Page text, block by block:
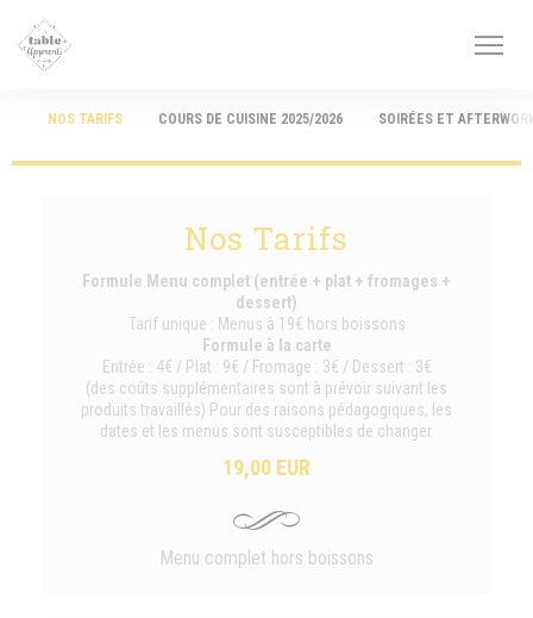
Nos Tarifs
Formule Menu complet (entrée + plat + fromages +
dessert)
Tarif unique : Menus à 19€ hors boissons
Formule à la carte
Entrée : 4€ / Plat : 9€ / Fromage : 3€ / Dessert : 3€
(des coûts supplémentaires sont à prévoir suivant les
produits travaillés) Pour des raisons pédagogiques, les
dates et les menus sont susceptibles de changer.
19,00 EUR
Menu complet hors boissons
NOS TARIFS COURS DE CUISINE 2025/2026 SOIRÉES ET